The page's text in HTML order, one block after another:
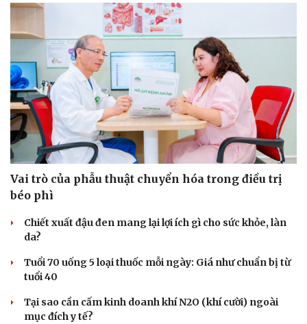
Cải chính
Vai trò của phẫu thuật chuyển hóa trong điều trị
béo phì
Chiết xuất đậu đen mang lại lợi ích gì cho sức khỏe, làn
da?
Tuổi 70 uống 5 loại thuốc mỗi ngày: Giá như chuẩn bị từ
tuổi 40
Tại sao cần cấm kinh doanh khí N2O (khí cười) ngoài
mục đích y tế?